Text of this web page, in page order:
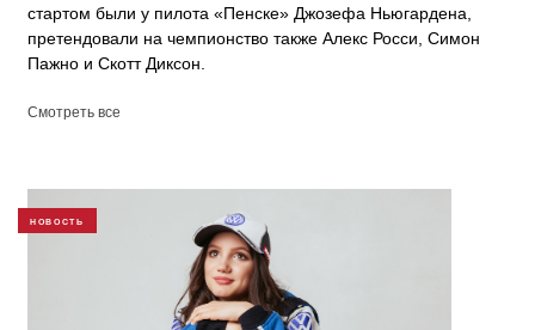
стартом были у пилота «Пенске» Джозефа Ньюгардена,
претендовали на чемпионство также Алекс Росси, Симон
Пажно и Скотт Диксон.
Смотреть все
НОВОСТЬ